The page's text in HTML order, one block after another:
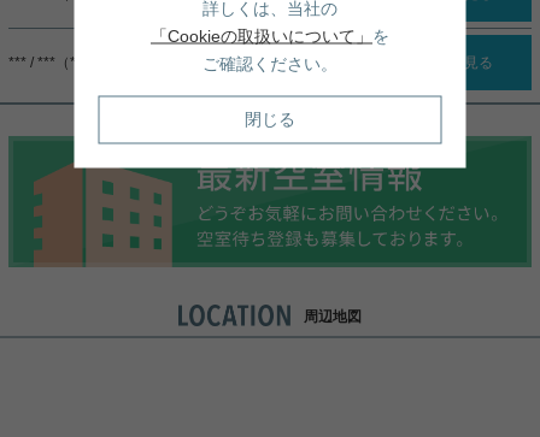
*** / ***（***） 詳細を見る
周辺地図
詳しくは、当社の
「Cookieの取扱いについて」 を
ご確認ください。
閉じる